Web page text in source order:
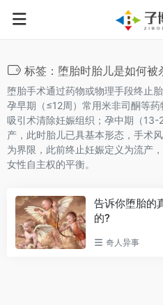
标签：堕胎时胎儿是如何被
堕胎手术通过药物或物理手段终止
孕早期（≤12周）常用米非司酮等
吸引术清除妊娠组织；孕中期（13-
产，此时胎儿已具基本形态，手术
为界限，此前终止妊娠定义为流产
女性自主权的平衡。
告诉你堕胎的
的?
奇人异事